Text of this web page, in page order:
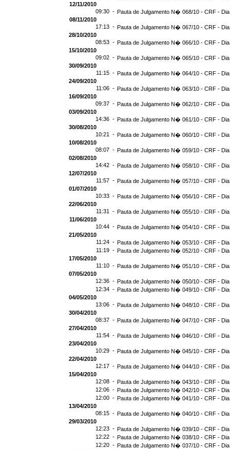
12/11/2010
09:30 - Pauta de Julgamento N� 068/10 - CRF - Dia
08/11/2010
17:13 - Pauta de Julgamento N� 067/10 - CRF - Dia
28/10/2010
08:53 - Pauta de Julgamento N� 066/10 - CRF - Dia
15/10/2010
09:02 - Pauta de Julgamento N� 065/10 - CRF -
30/09/2010
11:15 - Pauta de Julgamento N� 064/10 - CRF -
24/09/2010
11:06 - Pauta de Julgamento N� 063/10 - CRF -
16/09/2010
09:37 - Pauta de Julgamento N� 062/10 - CRF -
03/09/2010
14:36 - Pauta de Julgamento N� 061/10 - CRF -
30/08/2010
10:21 - Pauta de Julgamento N� 060/10 - CRF -
10/08/2010
08:07 - Pauta de Julgamento N� 059/10 - CRF -
02/08/2010
14:42 - Pauta de Julgamento N� 058/10 - CRF -
12/07/2010
11:57 - Pauta de Julgamento N� 057/10 - CRF -
01/07/2010
10:33 - Pauta de Julgamento N� 056/10 - CRF -
22/06/2010
11:31 - Pauta de Julgamento N� 055/10 - CRF -
11/06/2010
10:44 - Pauta de Julgamento N� 054/10 - CRF -
21/05/2010
11:24 - Pauta de Julgamento N� 053/10 - CRF -
11:19 - Pauta de Julgamento N� 052/10 - CRF -
17/05/2010
11:10 - Pauta de Julgamento N� 051/10 - CRF -
07/05/2010
12:36 - Pauta de Julgamento N� 050/10 - CRF -
12:34 - Pauta de Julgamento N� 049/10 - CRF - Dia
04/05/2010
13:06 - Pauta de Julgamento N� 048/10 - CRF -
30/04/2010
08:37 - Pauta de Julgamento N� 047/10 - CRF -
27/04/2010
11:54 - Pauta de Julgamento N� 046/10 - CRF -
23/04/2010
10:29 - Pauta de Julgamento N� 045/10 - CRF -
22/04/2010
12:17 - Pauta de Julgamento N� 044/10 - CRF -
15/04/2010
12:08 - Pauta de Julgamento N� 043/10 - CRF -
12:06 - Pauta de Julgamento N� 042/10 - CRF -
12:00 - Pauta de Julgamento N� 041/10 - CRF -
13/04/2010
08:15 - Pauta de Julgamento N� 040/10 - CRF -
29/03/2010
12:23 - Pauta de Julgamento N� 039/10 - CRF -
12:22 - Pauta de Julgamento N� 038/10 - CRF -
12:20 - Pauta de Julgamento N� 037/10 - CRF -